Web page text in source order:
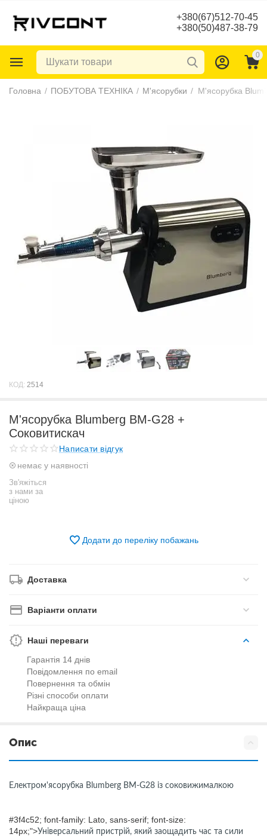
+380(67)512-70-45
+380(50)487-38-79
0
Головна / ПОБУТОВА ТЕХНІКА / М'ясорубки /
КОД: 2514
М'ясорубка Blumberg BM-G28 +
Соковитискач
Написати відгук
немає у наявності
Зв'яжіться
з нами за
ціною
Додати до переліку побажань
Доставка
Варіанти оплати
Наші переваги
Гарантія 14 днів
Повідомлення по email
Повернення та обмін
Різні способи оплати
Найкраща ціна
Опис
Електром'ясорубка Blumberg BM-G28 із соковижималкою
#3f4c52; font-family: Lato, sans-serif; font-size:
14px;">Універсальний пристрій, який заощадить час та сили